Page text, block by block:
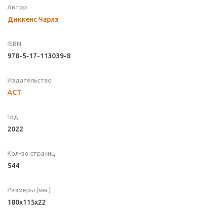
Автор
Диккенс Чарлз
ISBN
978-5-17-113039-8
Издательство
АСТ
Год
2022
Кол-во страниц
544
Размеры (мм.)
180x115x22